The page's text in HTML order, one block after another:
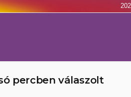
percben válaszolt